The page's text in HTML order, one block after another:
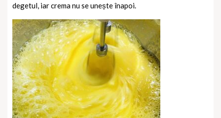
degetul, iar crema nu se unește înapoi.